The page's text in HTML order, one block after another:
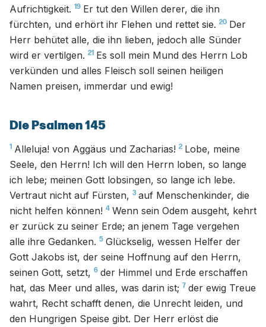
Aufrichtigkeit. 19 Er tut den Willen derer, die ihn
fürchten, und erhört ihr Flehen und rettet sie. 20 Der
Herr behütet alle, die ihn lieben, jedoch alle Sünder
wird er vertilgen. 21 Es soll mein Mund des Herrn Lob
verkünden und alles Fleisch soll seinen heiligen
Namen preisen, immerdar und ewig!
Die Psalmen 145
1 Alleluja! von Aggäus und Zacharias! 2 Lobe, meine
Seele, den Herrn! Ich will den Herrn loben, so lange
ich lebe; meinen Gott lobsingen, so lange ich lebe.
Vertraut nicht auf Fürsten, 3 auf Menschenkinder, die
nicht helfen können! 4 Wenn sein Odem ausgeht, kehrt
er zurück zu seiner Erde; an jenem Tage vergehen
alle ihre Gedanken. 5 Glückselig, wessen Helfer der
Gott Jakobs ist, der seine Hoffnung auf den Herrn,
seinen Gott, setzt, 6 der Himmel und Erde erschaffen
hat, das Meer und alles, was darin ist; 7 der ewig Treue
wahrt, Recht schafft denen, die Unrecht leiden, und
den Hungrigen Speise gibt. Der Herr erlöst die